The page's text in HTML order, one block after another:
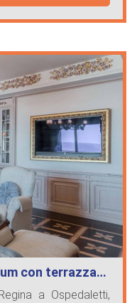
con terrazza…
a Ospedaletti,